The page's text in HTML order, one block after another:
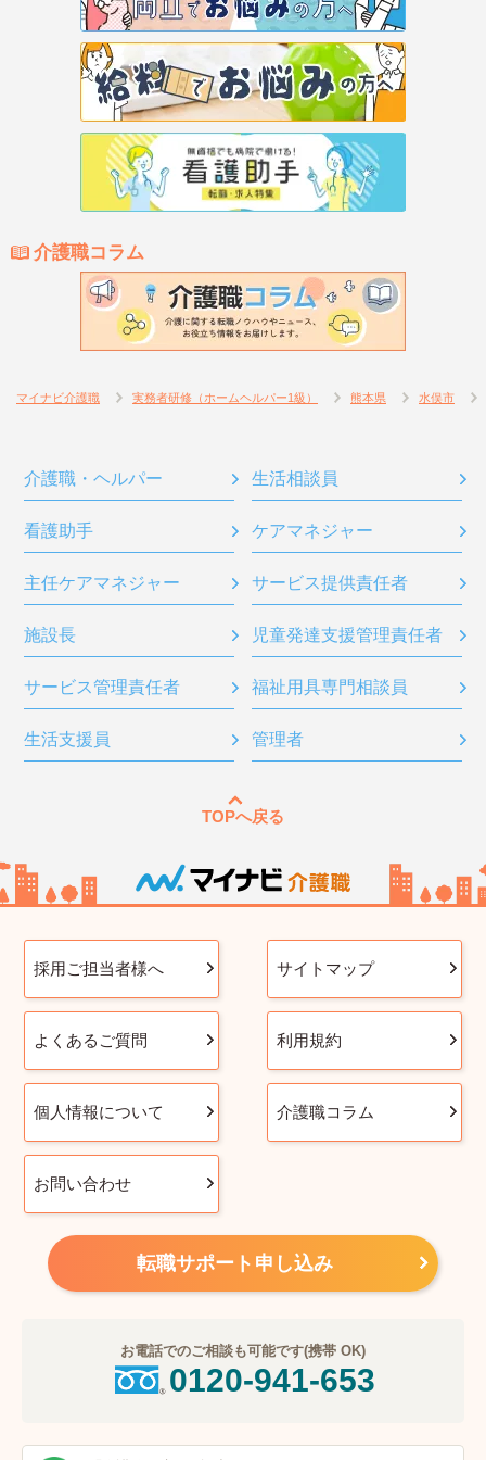
介護職コラム
マイナビ介護職 実務者研修（ホームヘルパー1級） 熊本県 水俣市
介護職・ヘルパー 生活相談員
看護助手 ケアマネジャー
主任ケアマネジャー サービス提供責任者
施設長 児童発達支援管理責任者
サービス管理責任者 福祉用具専門相談員
生活支援員 管理者
TOPへ戻る
採用ご担当者様へ サイトマップ
よくあるご質問 利用規約
個人情報について 介護職コラム
お問い合わせ
転職サポート申し込み
お電話でのご相談も可能です(携帯 OK)
0120-941-653